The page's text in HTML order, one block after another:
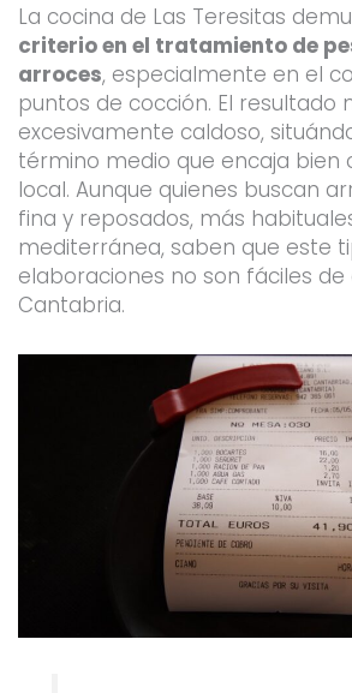
La cocina de Las Teresitas
criterio en el tratamiento de
arroces, especialmente en el
puntos de cocción. El resultado
excesivamente caldoso,
término medio que encaja bien
local. Aunque quienes buscan
fina y reposados, más
mediterránea, saben que este
elaboraciones no son fáciles
Cantabria.